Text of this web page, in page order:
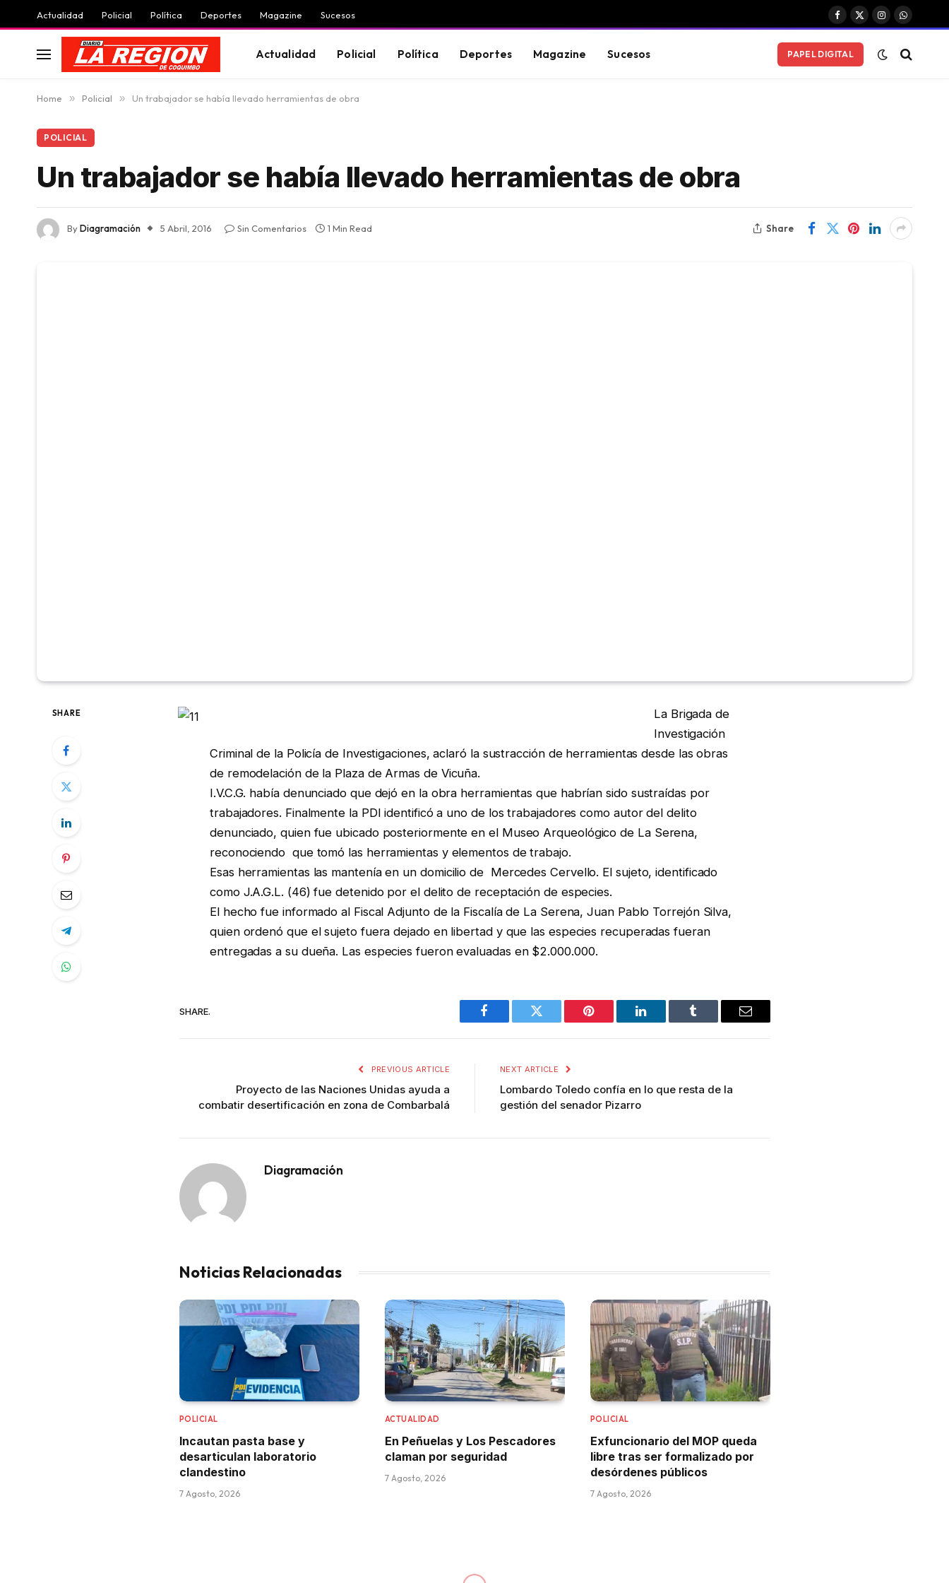
Actualidad Policial Política Deportes Magazine Sucesos
Facebook
X
Instagram
Actualidad Policial Política Deportes Magazine Sucesos PAPEL DIGITAL
Home » Policial » Un trabajador se había llevado herramientas de obra
POLICIAL
Un trabajador se había llevado herramientas de obra
ByDiagramación 5 Abril, 2016 Sin Comentarios 1 Min Read Share
SHARE
La Brigada de
Investigación
Criminal de la Policía de Investigaciones, aclaró la sustracción de herramientas desde las obras
de remodelación de la Plaza de Armas de Vicuña.
I.V.C.G. había denunciado que dejó en la obra herramientas que habrían sido sustraídas por
trabajadores. Finalmente la PDI identificó a uno de los trabajadores como autor del delito
denunciado, quien fue ubicado posteriormente en el Museo Arqueológico de La Serena,
reconociendo que tomó las herramientas y elementos de trabajo.
Esas herramientas las mantenía en un domicilio de Mercedes Cervello. El sujeto, identificado
como J.A.G.L. (46) fue detenido por el delito de receptación de especies.
El hecho fue informado al Fiscal Adjunto de la Fiscalía de La Serena, Juan Pablo Torrejón Silva,
quien ordenó que el sujeto fuera dejado en libertad y que las especies recuperadas fueran
entregadas a su dueña. Las especies fueron evaluadas en $2.000.000.
SHARE.
Facebook Twitter Pinterest LinkedIn Tumblr Email
PREVIOUS ARTICLE
Proyecto de las Naciones Unidas ayuda a
combatir desertificación en zona de Combarbalá
NEXT ARTICLE
Lombardo Toledo confía en lo que resta de la
gestión del senador Pizarro
Diagramación
Noticias Relacionadas
POLICIAL
Incautan pasta base y
desarticulan laboratorio
clandestino
7 Agosto, 2026
ACTUALIDAD
En Peñuelas y Los Pescadores
claman por seguridad
7 Agosto, 2026
POLICIAL
Exfuncionario del MOP queda
libre tras ser formalizado por
desórdenes públicos
7 Agosto, 2026